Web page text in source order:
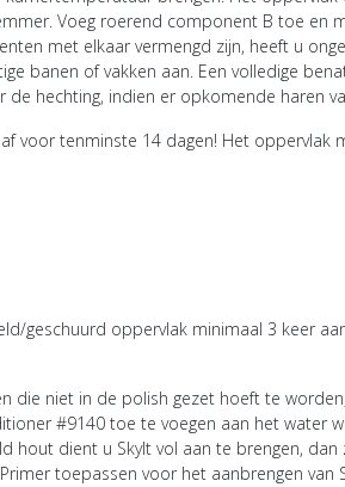
Voeg roerend component B toe
met elkaar vermengd zijn, heeft u
banen of vakken aan. Een volledige
de hechting, indien er opkomende
voor tenminste 14 dagen! Het
geschuurd oppervlak minimaal 3 keer
die niet in de polish gezet hoeft te
#9140 toe te voegen aan het water
hout dient u Skylt vol aan te brengen,
toepassen voor het aanbrengen van